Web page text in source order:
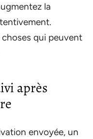
la
qui peuvent
après
envoyée, un